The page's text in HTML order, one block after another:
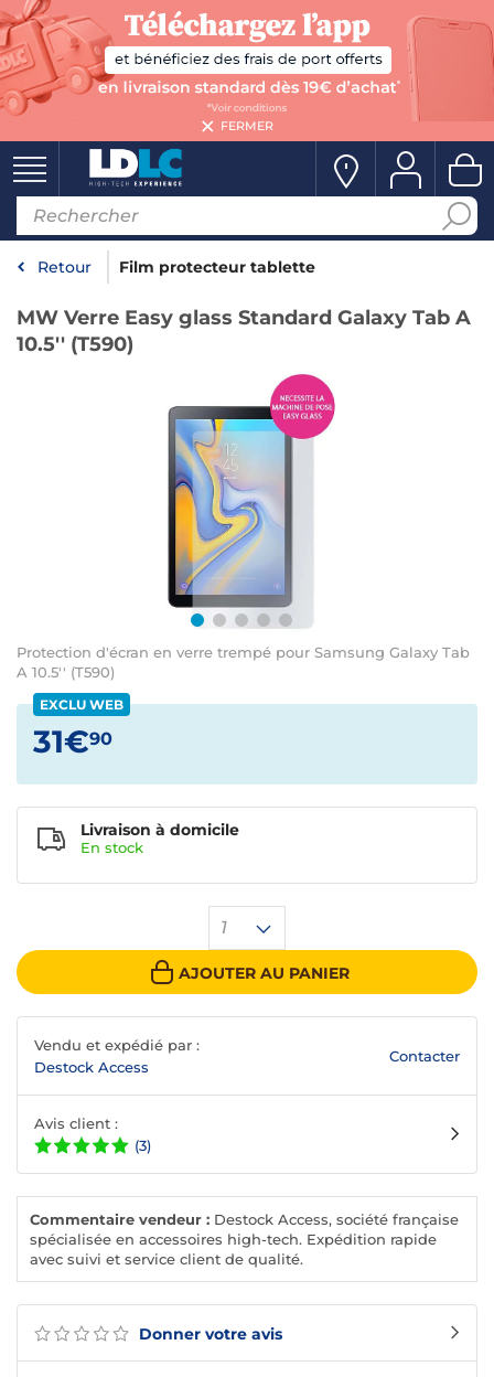
FERMER
Retour Film protecteur tablette
MW Verre Easy glass Standard Galaxy Tab A
10.5'' (T590)
Protection d'écran en verre trempé pour Samsung Galaxy Tab
A 10.5'' (T590)
Donner votre avis
EXCLU WEB
31€90
1
AJOUTER AU PANIER
Livraison à domicile
En stock
Vendu et expédié par :
Destock Access
Contacter
Avis client :
(3)
Commentaire vendeur : Destock Access, société française
spécialisée en accessoires high-tech. Expédition rapide
avec suivi et service client de qualité.